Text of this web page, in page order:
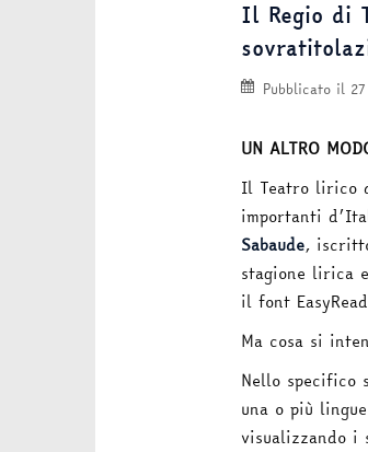
Il Regio di
Pubblicato il
UN ALTRO
Il Teatro lirico
importanti
Sabaude,
stagione lirica
il font
Ma cosa si
Nello specifico
una o più
visualizzando i